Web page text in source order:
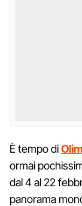
È tempo di
ormai
dal 4 al 22
panorama